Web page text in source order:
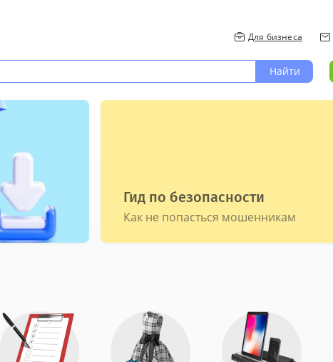
Для бизнеса
Найти
Гид по безопасности
Как не попасться мошенникам